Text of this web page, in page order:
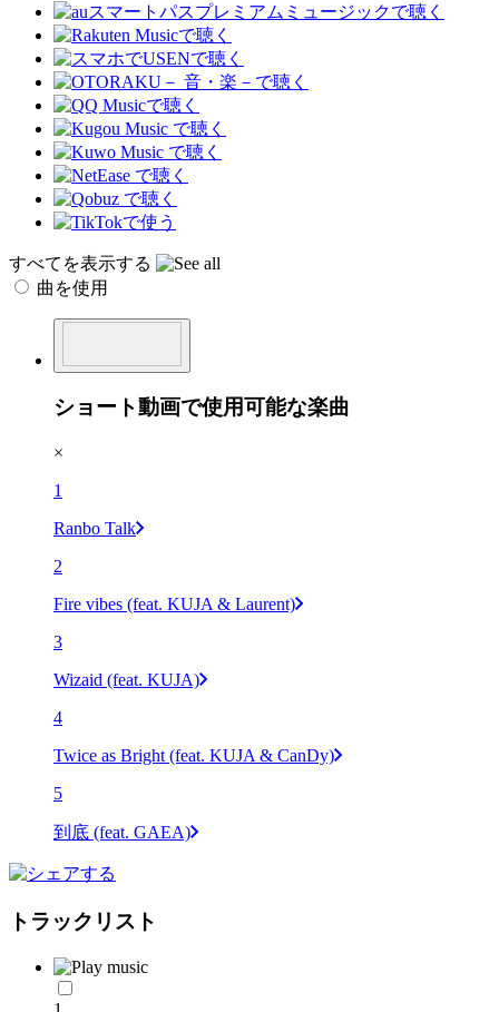
すべてを表示する
曲を使用
ショート動画で使用可能な楽曲
×
1
Ranbo Talk
2
Fire vibes (feat. KUJA & Laurent)
3
Wizaid (feat. KUJA)
4
Twice as Bright (feat. KUJA & CanDy)
5
到底 (feat. GAEA)
トラックリスト